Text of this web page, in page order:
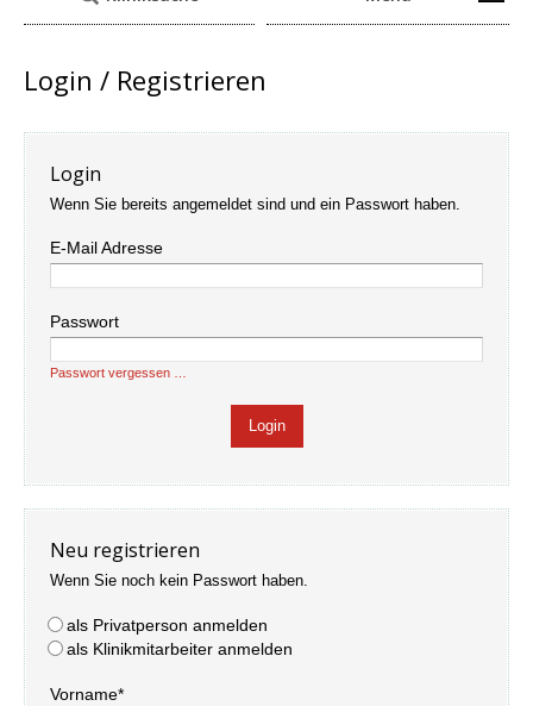
Login / Registrieren
Login
Wenn Sie bereits angemeldet sind und ein Passwort haben.
E-Mail Adresse
Passwort
Passwort vergessen …
Neu registrieren
Wenn Sie noch kein Passwort haben.
als Privatperson anmelden
als Klinikmitarbeiter anmelden
Vorname*